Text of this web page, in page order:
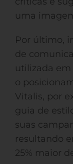
uma
Por último,
de
utilizada em
o
Vitalis, por
guia de
suas
resultando
25% maior